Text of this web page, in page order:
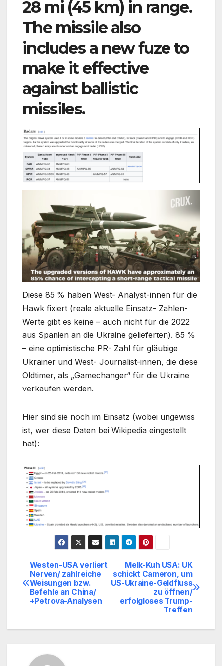
28 mi (45 km) in range.
The missile also
includes a new fuze to
make it effective
against ballistic
missiles.
Diese 85 % haben West- Analyst-innen für die
Hawk fixiert (reale aktuelle Einsatz- Zahlen-
Werte gibt es keine – auch nicht für die 2022
aus Spanien an die Ukraine gelieferten). 85 %
– eine optimistische PR- Zahl für gläubige
Ukrainer und West- Journalist-innen, die diese
Oldtimer, als „Gamechanger“ für die Ukraine
verkaufen werden.
Hier sind sie noch im Einsatz (wobei ungewiss
ist, wer diese Daten bei Wikipedia eingestellt
hat):
Beitragsnavigation
Melk-Kuh USA: UK
schickt Cameron, um
US-Ukraine-Geldfluss
zu öffnen/
erfolgloses Trump-
Treffen
Westen-USA verliert
Nerven/ zahlreiche
Weisungen bzw.
Befehle an China/
+Petrova-Analysen